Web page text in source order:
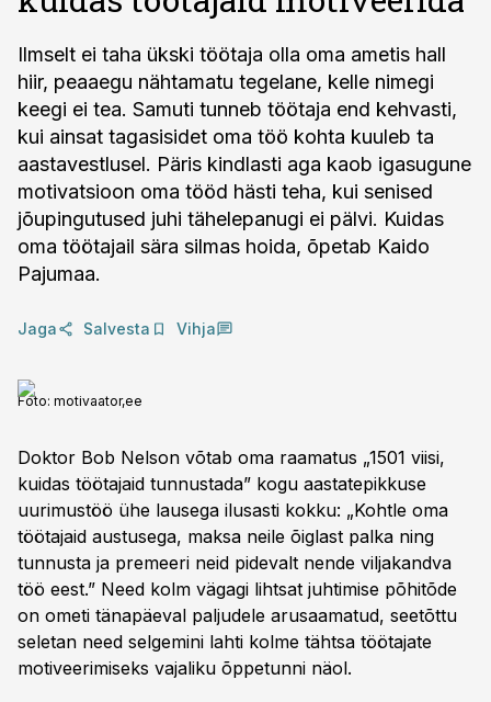
Ilmselt ei taha ükski töötaja olla oma ametis hall
hiir, peaaegu nähtamatu tegelane, kelle nimegi
keegi ei tea. Samuti tunneb töötaja end kehvasti,
kui ainsat tagasisidet oma töö kohta kuuleb ta
aastavestlusel. Päris kindlasti aga kaob igasugune
motivatsioon oma tööd hästi teha, kui senised
jõupingutused juhi tähelepanugi ei pälvi. Kuidas
oma töötajail sära silmas hoida, õpetab Kaido
Pajumaa.
Jaga Salvesta Vihja
Foto: motivaator,ee
Doktor Bob Nelson võtab oma raamatus „1501 viisi,
kuidas töötajaid tunnustada” kogu aastatepikkuse
uurimustöö ühe lausega ilusasti kokku: „Kohtle oma
töötajaid austusega, maksa neile õiglast palka ning
tunnusta ja premeeri neid pidevalt nende viljakandva
töö eest.” Need kolm vägagi lihtsat juhtimise põhitõde
on ometi tänapäeval paljudele arusaamatud, seetõttu
seletan need selgemini lahti kolme tähtsa töötajate
motiveerimiseks vajaliku õppetunni näol.